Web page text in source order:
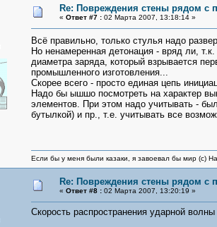
Re: Повреждения стены рядом с
« Ответ #7 : 02 Марта 2007, 13:18:14 »
Всё правильно, только стулья надо
Но ненамеренная детонация - вряд ли,
диаметра заряда, который взрывается
промышленного изготовления...
Скорее всего - просто единая цепь
Надо бы ышшо посмотреть на характер
элементов. При этом надо учитывать -
бутылкой) и пр., т.е. учитывать все
Если бы у меня были казаки, я завоевал бы мир (с)
Re: Повреждения стены рядом с
« Ответ #8 : 02 Марта 2007, 13:20:19 »
Скорость распространения ударной